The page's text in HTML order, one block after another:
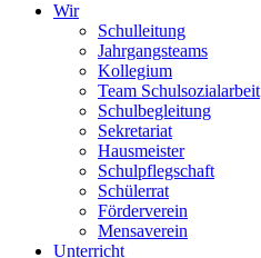
Wir
Schulleitung
Jahrgangsteams
Kollegium
Team Schulsozialarbeit
Schulbegleitung
Sekretariat
Hausmeister
Schulpflegschaft
Schülerrat
Förderverein
Mensaverein
Unterricht